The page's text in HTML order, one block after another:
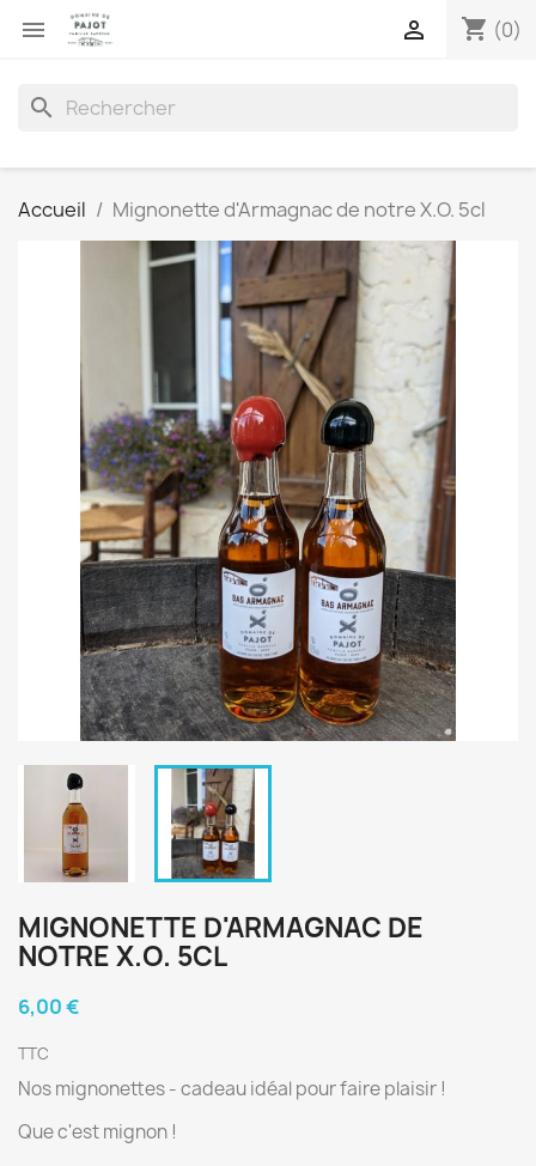
 shopping_cart (0)

search
Accueil Mignonette d'Armagnac de notre X.O. 5cl
MIGNONETTE D'ARMAGNAC DE
NOTRE X.O. 5CL
6,00 €
TTC
Nos mignonettes - cadeau idéal pour faire plaisir !
Que c'est mignon !